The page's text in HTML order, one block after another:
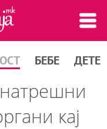
БЕБЕ ДЕТЕ
кај